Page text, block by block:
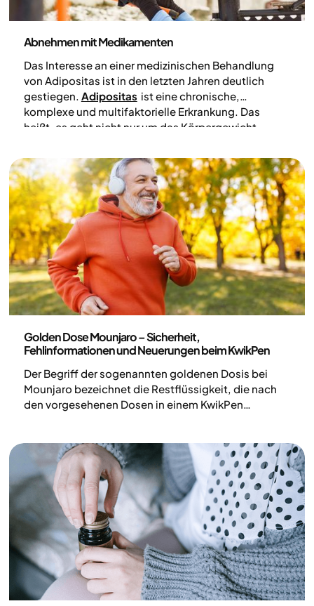
Abnehmen mit Medikamenten
Das Interesse an einer medizinischen Behandlung
von Adipositas ist in den letzten Jahren deutlich
gestiegen. Adipositas ist eine chronische,
komplexe und multifaktorielle Erkrankung. Das
heißt, es geht nicht nur um das Körpergewicht,
für Folgeerkrankungen. Die Komplexität der
Erkrankung zeigt sich darin, dass sie durch ein
Zusammenspiel aus genetischen Faktoren,
hormonellen Signalen, Verhaltensweisen im Alltag
und äußeren Lebensbedingungen beeinflusst wird.
Golden Dose Mounjaro – Sicherheit,
Fehlinformationen und Neuerungen beim KwikPen
Der Begriff der sogenannten goldenen Dosis bei
Mounjaro bezeichnet die Restflüssigkeit, die nach
den vorgesehenen Dosen in einem KwikPen
Abnehmspritze zu nutzen – medizinische Fachleute
raten jedoch davon ab, da die Menge nicht
qualitätsgesichert ist. Das Verwenden von
Restflüssigkeit birgt das Risiko einer falschen
Dosierung und kann Nebenwirkungen verstärken.